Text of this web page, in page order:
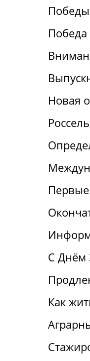
Победы
Победа
Новая
С Днём
Как